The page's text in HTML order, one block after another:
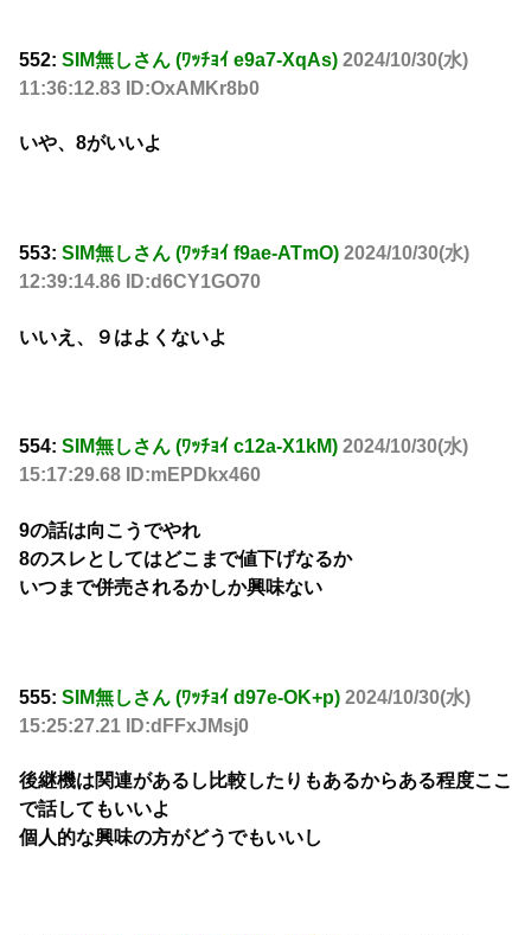
552: SIM無しさん (ﾜｯﾁｮｲ e9a7-XqAs) 2024/10/30(水)
11:36:12.83 ID:OxAMKr8b0
いや、8がいいよ
553: SIM無しさん (ﾜｯﾁｮｲ f9ae-ATmO) 2024/10/30(水)
12:39:14.86 ID:d6CY1GO70
いいえ、９はよくないよ
554: SIM無しさん (ﾜｯﾁｮｲ c12a-X1kM) 2024/10/30(水)
15:17:29.68 ID:mEPDkx460
9の話は向こうでやれ
8のスレとしてはどこまで値下げなるか
いつまで併売されるかしか興味ない
555: SIM無しさん (ﾜｯﾁｮｲ d97e-OK+p) 2024/10/30(水)
15:25:27.21 ID:dFFxJMsj0
後継機は関連があるし比較したりもあるからある程度ここ
で話してもいいよ
個人的な興味の方がどうでもいいし